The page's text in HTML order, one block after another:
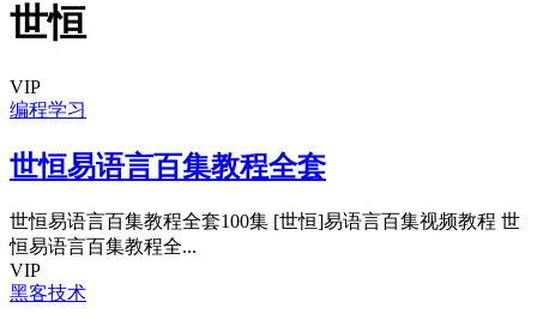
世恒
VIP
编程学习
世恒易语言百集教程全套
世恒易语言百集教程全套100集 [世恒]易语言百集视频教程 世
恒易语言百集教程全...
VIP
黑客技术